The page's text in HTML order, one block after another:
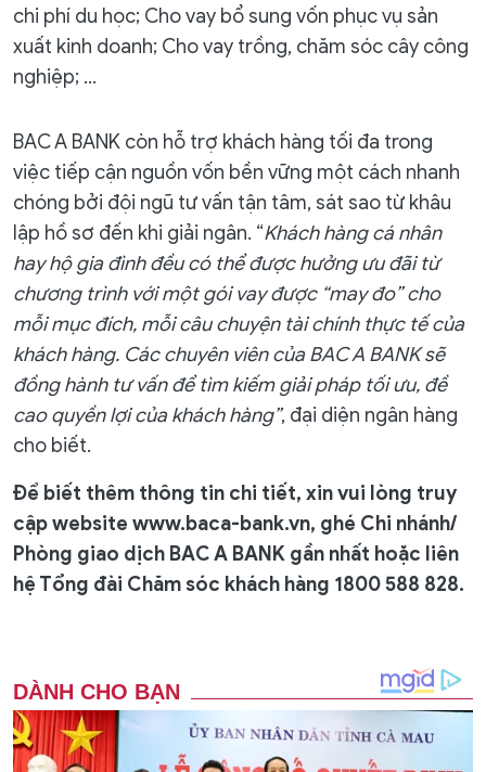
chi phí du học; Cho vay bổ sung vốn phục vụ sản
xuất kinh doanh; Cho vay trồng, chăm sóc cây công
nghiệp; …
BAC A BANK còn hỗ trợ khách hàng tối đa trong
việc tiếp cận nguồn vốn bền vững một cách nhanh
chóng bởi đội ngũ tư vấn tận tâm, sát sao từ khâu
lập hồ sơ đến khi giải ngân. “Khách hàng cá nhân
hay hộ gia đình đều có thể được hưởng ưu đãi từ
chương trình với một gói vay được “may đo” cho
mỗi mục đích, mỗi câu chuyện tài chính thực tế của
khách hàng. Các chuyên viên của BAC A BANK sẽ
đồng hành tư vấn để tìm kiếm giải pháp tối ưu, đề
cao quyền lợi của khách hàng”, đại diện ngân hàng
cho biết.
Để biết thêm thông tin chi tiết, xin vui lòng truy
cập website www.baca-bank.vn, ghé Chi nhánh/
Phòng giao dịch BAC A BANK gần nhất hoặc liên
hệ Tổng đài Chăm sóc khách hàng 1800 588 828.